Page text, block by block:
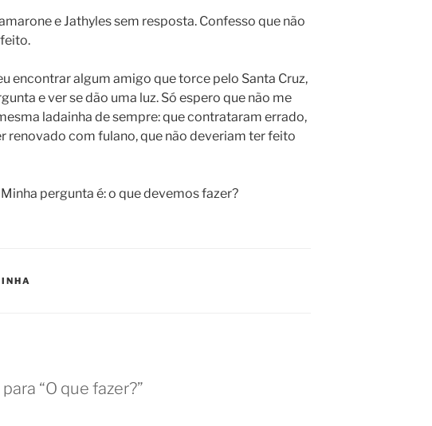
e Jathyles sem resposta. Confesso que não
encontrar algum amigo que torce pelo Santa Cruz,
e ver se dão uma luz. Só espero que não me
ladainha de sempre: que contrataram errado,
renovado com fulano, que não deveriam ter feito
pergunta é: o que devemos fazer?
“O que fazer?”